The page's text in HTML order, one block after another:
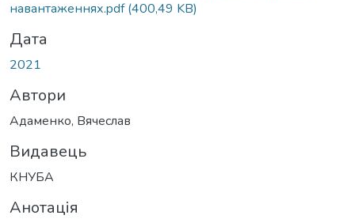
навантаженнях.pdf(400,49 KB)
Дата
2021
Автори
Адаменко, Вячеслав
Видавець
КНУБА
Анотація